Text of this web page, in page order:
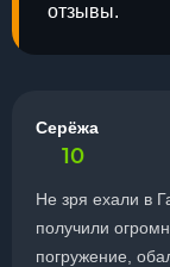
отзывы.
Серёжа
10
Не зря ехали в
получили
погружение,